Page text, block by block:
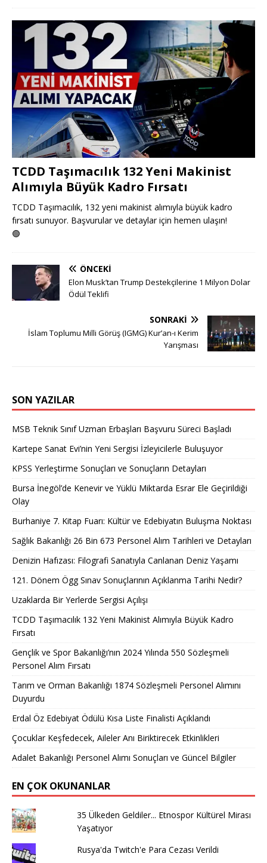
TCDD Taşımacılık 132 Yeni Makinist
Alımıyla Büyük Kadro Fırsatı
TCDD Taşımacılık, 132 yeni makinist alımıyla büyük kadro
fırsatı sunuyor. Başvurular ve detaylar için hemen ulaşın!
🟢
ÖNCEKI
Elon Musk’tan Trump Destekçilerine 1 Milyon Dolar
Ödül Teklifi
SONRAKI
İslam Toplumu Milli Görüş (IGMG) Kur’an-ı Kerim
Yarışması
SON YAZILAR
MSB Teknik Sınıf Uzman Erbaşları Başvuru Süreci Başladı
Kartepe Sanat Evi’nin Yeni Sergisi İzleyicilerle Buluşuyor
KPSS Yerleştirme Sonuçları ve Sonuçların Detayları
Bursa İnegöl’de Kenevir ve Yüklü Miktarda Esrar Ele Geçirildiği
Olay
Burhaniye 7. Kitap Fuarı: Kültür ve Edebiyatın Buluşma Noktası
Sağlık Bakanlığı 26 Bin 673 Personel Alım Tarihleri ve Detayları
Denizin Hafızası: Filografi Sanatıyla Canlanan Deniz Yaşamı
121. Dönem Ögg Sınav Sonuçlarının Açıklanma Tarihi Nedir?
Uzaklarda Bir Yerlerde Sergisi Açılışı
TCDD Taşımacılık 132 Yeni Makinist Alımıyla Büyük Kadro
Fırsatı
Gençlik ve Spor Bakanlığı’nın 2024 Yılında 550 Sözleşmeli
Personel Alım Fırsatı
Tarım ve Orman Bakanlığı 1874 Sözleşmeli Personel Alımını
Duyurdu
Erdal Öz Edebiyat Ödülü Kısa Liste Finalisti Açıklandı
Çocuklar Keşfedecek, Aileler Anı Biriktirecek Etkinlikleri
Adalet Bakanlığı Personel Alımı Sonuçları ve Güncel Bilgiler
EN ÇOK OKUNANLAR
35 Ülkeden Geldiler... Etnospor Kültürel Mirası
Yaşatıyor
Rusya'da Twitch'e Para Cezası Verildi